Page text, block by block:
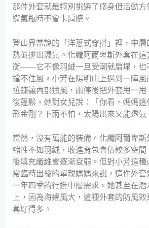
那件外套就是特別挑選了修身但活動
揹氣瓶時不會卡肩膀。
登山界常說的「洋蔥式穿搭」裡，中
熱並排出濕氣。化纖阿爾卑斯外套在
衡——它不像羽絨一旦受潮就扁塌，也
擋不住風。小芳在陽明山上遇到一陣
拉鍊讓內部通風，雨停後把外套甩一
復蓬鬆。她對女兒說：「你看，媽媽這
形金剛？下雨不怕，太陽出來又能透氣
當然，沒有萬能的裝備。化纖阿爾卑
縮性不如羽絨，收進背包會佔較多空間
後填充纖維會逐漸衰弱。但對小芳這種
常臨時出發的單親媽媽來說，這件外
一年四季的行進中層需求。她甚至在
上，因為海邊風大，這種外套的防風
套好得多。